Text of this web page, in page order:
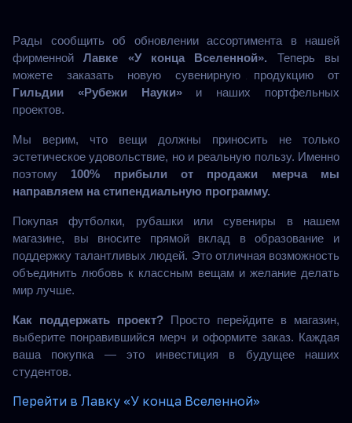
Рады сообщить об обновлении ассортимента в нашей
фирменнойЛавке «У конца Вселенной». Теперь вы
можете заказать новую сувенирную продукцию от
Гильдии «Рубежи Науки»и наших портфельных
проектов.
Мы верим, что вещи должны приносить не только
эстетическое удовольствие, но и реальную пользу. Именно
поэтому 100% прибыли от продажи мерча мы
направляем на стипендиальную программу.
Покупая футболки, рубашки или сувениры в нашем
магазине, вы вносите прямой вклад в образование и
поддержку талантливых людей. Это отличная возможность
объединить любовь к классным вещам и желание делать
мир лучше.
Как поддержать проект? Просто перейдите в магазин,
выберите понравившийся мерч и оформите заказ. Каждая
ваша покупка — это инвестиция в будущее наших
студентов.
Перейти в Лавку «У конца Вселенной»